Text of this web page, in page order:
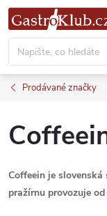
Přejít
na
obsah
Prodávané značky
Coffeein je
pražírnu provozuje